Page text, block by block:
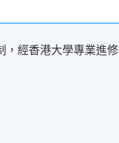
，經香港大學專業進修